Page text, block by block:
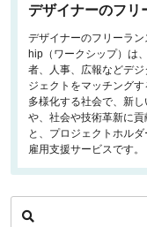
デザイナーのフリ
デザイナーのフリーラ
hip（ワークシップ）は
者、人事、広報などデ
ジェクトをマッチング
多様化する社会で、新
や、社会や技術革新に
と、プロジェクトホル
雇用支援サービスです。
キーワードで
職種
フロントエ
バックエンド
インフラエン
iOS/Androidア
データサイエ
プロジェクト
プランナー